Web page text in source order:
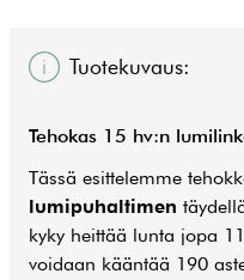
Tuotekuvaus:
Tehokas 15 hv:n
Tässä esittelemme
lumipuhaltimen
kyky heittää lunta jopa
voidaan kääntää 190